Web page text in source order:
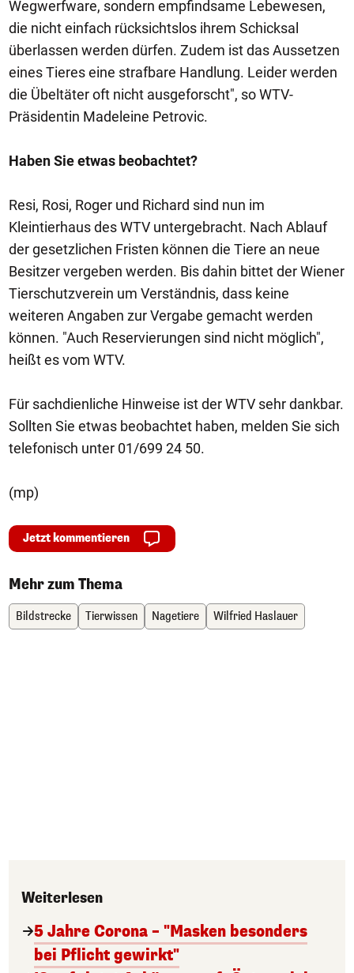
Wegwerfware, sondern empfindsame Lebewesen,
die nicht einfach rücksichtslos ihrem Schicksal
überlassen werden dürfen. Zudem ist das Aussetzen
eines Tieres eine strafbare Handlung. Leider werden
die Übeltäter oft nicht ausgeforscht", so WTV-
Präsidentin Madeleine Petrovic.
Haben Sie etwas beobachtet?
Resi, Rosi, Roger und Richard sind nun im
Kleintierhaus des WTV untergebracht. Nach Ablauf
der gesetzlichen Fristen können die Tiere an neue
Besitzer vergeben werden. Bis dahin bittet der Wiener
Tierschutzverein um Verständnis, dass keine
weiteren Angaben zur Vergabe gemacht werden
können. "Auch Reservierungen sind nicht möglich",
heißt es vom WTV.
Für sachdienliche Hinweise ist der WTV sehr dankbar.
Sollten Sie etwas beobachtet haben, melden Sie sich
telefonisch unter 01/699 24 50.
(mp)
Jetzt kommentieren
Mehr zum Thema
Bildstrecke Tierwissen Nagetiere Wilfried Haslauer
Weiterlesen
5 Jahre Corona – "Masken besonders
bei Pflicht gewirkt"